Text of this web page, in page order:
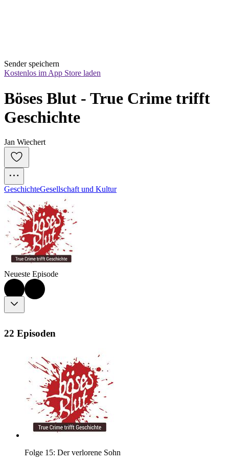
Sender speichern
Kostenlos im App Store laden
Böses Blut - True Crime trifft
Geschichte
Jan Wiechert
GeschichteGesellschaft und Kultur
Neueste Episode
22 Episoden
Folge 15: Der verlorene Sohn